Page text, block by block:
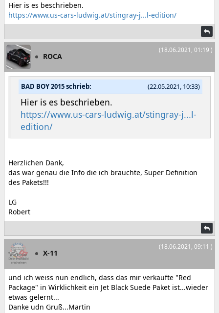
Hier is es beschrieben.
https://www.us-cars-ludwig.at/stingray-j...l-edition/
(18.06.2021, 01:19 )
ROCA
(22.05.2021, 10:33)
BAD BOY 2015 schrieb:
Hier is es beschrieben.
https://www.us-cars-ludwig.at/stingray-j...l-
edition/
Herzlichen Dank,
das war genau die Info die ich brauchte, Super Definition
des Pakets!!!
LG
Robert
(18.06.2021, 09:11 )
X-11
und ich weiss nun endlich, dass das mir verkaufte "Red
Package" in Wirklichkeit ein Jet Black Suede Paket ist...wieder
etwas gelernt...
Danke udn Gruß...Martin